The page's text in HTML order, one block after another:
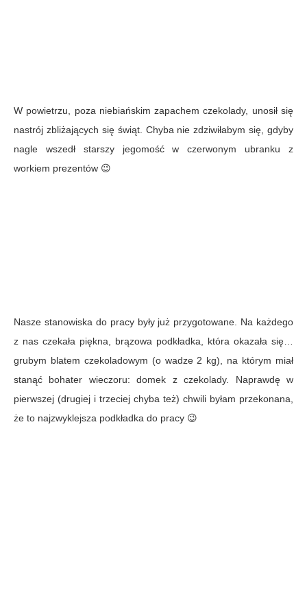
W powietrzu, poza niebiańskim zapachem czekolady, unosił się
nastrój zbliżających się świąt. Chyba nie zdziwiłabym się, gdyby
nagle wszedł starszy jegomość w czerwonym ubranku z
workiem prezentów 😉
Nasze stanowiska do pracy były już przygotowane. Na każdego
z nas czekała piękna, brązowa podkładka, która okazała się…
grubym blatem czekoladowym (o wadze 2 kg), na którym miał
stanąć bohater wieczoru: domek z czekolady. Naprawdę w
pierwszej (drugiej i trzeciej chyba też) chwili byłam przekonana,
że to najzwyklejsza podkładka do pracy 😉